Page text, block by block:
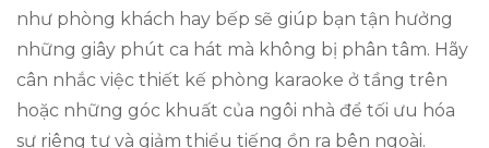
như phòng khách hay bếp sẽ giúp bạn tận hưởng
những giây phút ca hát mà không bị phân tâm. Hãy
cân nhắc việc thiết kế phòng karaoke ở tầng trên
hoặc những góc khuất của ngôi nhà để tối ưu hóa
sự riêng tư và giảm thiểu tiếng ồn ra bên ngoài.